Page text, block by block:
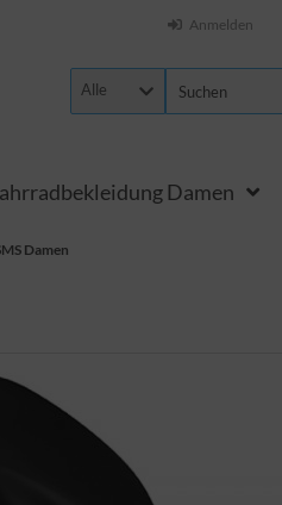
Anmelden
Alle
Damen
Damen